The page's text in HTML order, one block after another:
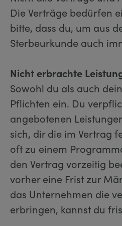
Die Verträge bedürfen
bitte, dass du, um aus
Sterbeurkunde auch
Nicht erbrachte
Sowohl du als auch
Pflichten ein. Du
angebotenen
sich, dir die im Vertrag
oft zu einem
den Vertrag vorzeitig
vorher eine Frist zur
das Unternehmen die
erbringen, kannst du